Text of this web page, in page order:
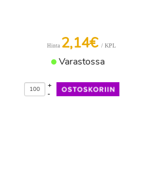
Hinta 2,14€ / KPL
Varastossa
-
+